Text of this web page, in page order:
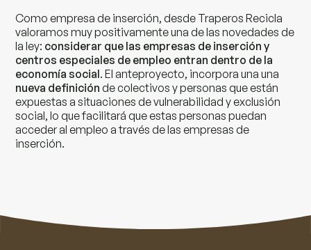
Como empresa de inserción, desde Traperos Recicla
valoramos muy positivamente una de las novedades de
la ley: considerar que las empresas de inserción y
centros especiales de empleo entran dentro de la
economía social. El anteproyecto, incorpora una una
nueva definición de colectivos y personas que están
expuestas a situaciones de vulnerabilidad y exclusión
social, lo que facilitará que estas personas puedan
acceder al empleo a través de las empresas de
inserción.